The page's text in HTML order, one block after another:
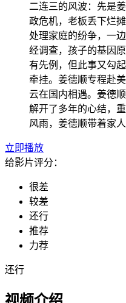
二连三的风波：先是
政危机，老板丢下烂
处理家庭的纷争，一
经调查，孩子的基因
有先例，但此事又勾
牵挂。姜德顺专程赴
云在国内相遇。姜德
解开了多年的心结，
风雨，姜德顺带着家
立即播放
给影片评分：
很差
较差
还行
推荐
力荐
还行